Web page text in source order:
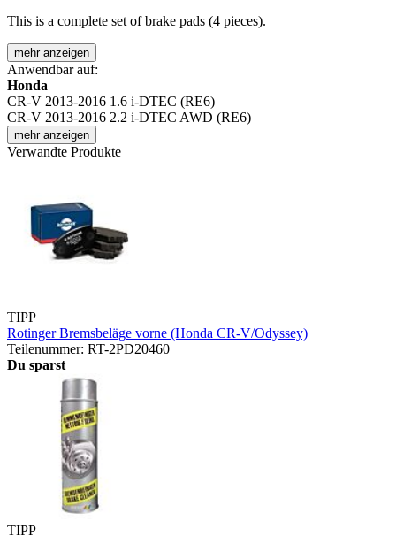
This is a complete set of brake pads (4 pieces).
mehr anzeigen
Anwendbar auf:
Honda
CR-V 2013-2016 1.6 i-DTEC (RE6)
CR-V 2013-2016 2.2 i-DTEC AWD (RE6)
mehr anzeigen
Verwandte Produkte
TIPP
Rotinger Bremsbeläge vorne (Honda CR-V/Odyssey)
Teilenummer: RT-2PD20460
Du sparst
TIPP